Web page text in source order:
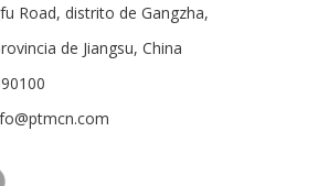
Road, distrito de Gangzha,
de Jiangsu, China